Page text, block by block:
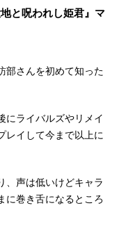
と呪われし姫君』マ
部さんを初めて知った
にライバルズやリメイ
レイして今まで以上に
、声は低いけどキャラ
に巻き舌になるところ